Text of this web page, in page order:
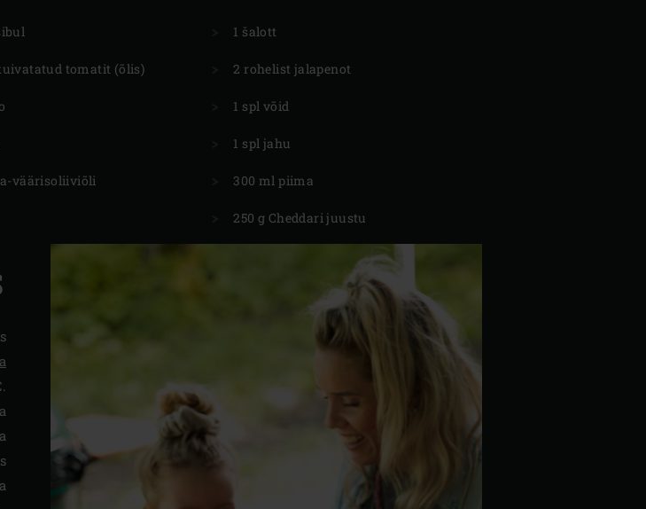
tomatit (õlis)
väärisoliiviõli
1 šalott
2 rohelist jalapenot
1 spl võid
1 spl jahu
300 ml piima
250 g Cheddari juustu